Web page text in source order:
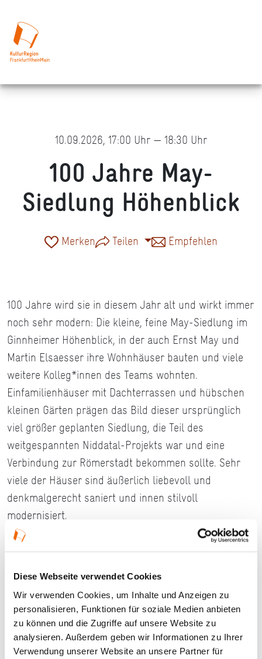
Diese Webseite verwendet Cookies
Wir verwenden Cookies, um Inhalte und Anzeigen zu
personalisieren, Funktionen für soziale Medien anbieten
zu können und die Zugriffe auf unsere Website zu
analysieren. Außerdem geben wir Informationen zu Ihrer
Verwendung unserer Website an unsere Partner für
10.09.2026, 17:00 Uhr — 18:30 Uhr
100 Jahre May-
Siedlung Höhenblick
Merken Teilen Empfehlen
100 Jahre wird sie in diesem Jahr alt und wirkt immer
noch sehr modern: Die kleine, feine May-Siedlung im
Ginnheimer Höhenblick, in der auch Ernst May und
Martin Elsaesser ihre Wohnhäuser bauten und viele
weitere Kolleg*innen des Teams wohnten.
Einfamilienhäuser mit Dachterrassen und hübschen
kleinen Gärten prägen das Bild dieser ursprünglich
viel größer geplanten Siedlung, die Teil des
weitgespannten Niddatal-Projekts war und eine
Verbindung zur Römerstadt bekommen sollte. Sehr
viele der Häuser sind äußerlich liebevoll und
denkmalgerecht saniert und innen stilvoll
modernisiert.
Details
10.09.2026, 17:00 Uhr — 18:30 Uhr
Veranstaltungstyp:Führung